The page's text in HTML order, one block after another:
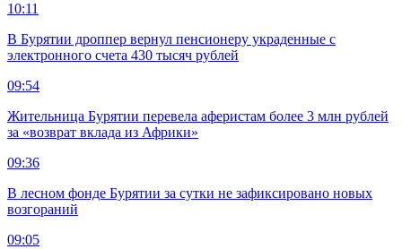
10:11
В Бурятии дроппер вернул пенсионеру украденные с
электронного счета 430 тысяч рублей
09:54
Жительница Бурятии перевела аферистам более 3 млн рублей
за «возврат вклада из Африки»
09:36
В лесном фонде Бурятии за сутки не зафиксировано новых
возгораний
09:05